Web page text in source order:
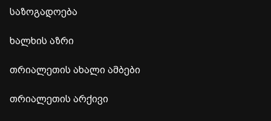
საზოგადოება
ხალხის აზრი
თრიალეთის ახალი ამბები
თრიალეთის არქივი